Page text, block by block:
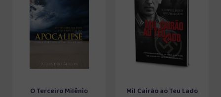
O Terceiro Milênio Mil Cairão ao Teu Lado